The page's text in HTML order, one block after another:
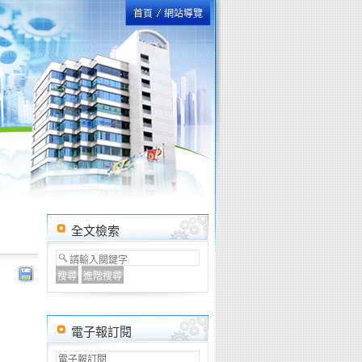
首頁 網站導覽
全文檢索
電子報訂閱